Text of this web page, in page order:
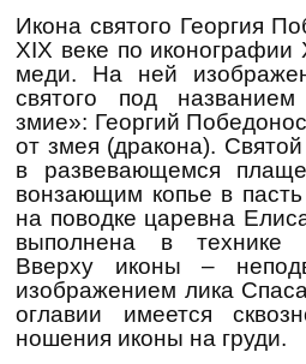
Икона святого Георгия
XIX веке по иконографии
меди. На ней
святого под
змие»: Георгий
от змея (дракона).
в развевающемся
вонзающим копье в
на поводке царевна
выполнена в технике
Вверху иконы –
изображением лика
оглавии имеется
ношения иконы на груди.